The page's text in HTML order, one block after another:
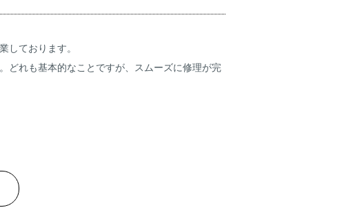
しております。
どれも基本的なことですが、スムーズに修理が完